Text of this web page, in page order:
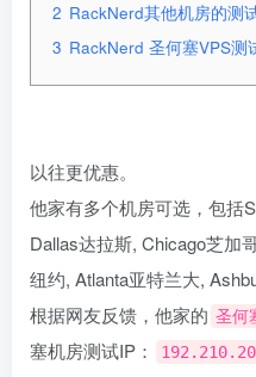
2 RackNerd其他机房的测
3 RackNerd 圣何塞VPS测
以往更优惠。
他家有多个机房可选，包括
Dallas达拉斯, Chicago芝加
纽约, Atlanta亚特兰大,
根据网友反馈，他家的 圣何
塞机房测试IP：